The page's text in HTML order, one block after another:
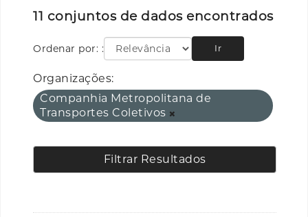
11 conjuntos de dados encontrados
Ordenar por: Ir
Organizações:
Companhia Metropolitana de
Transportes Coletivos
Filtrar Resultados